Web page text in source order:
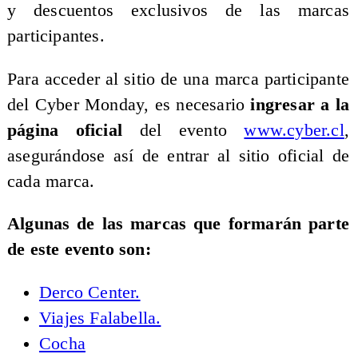
y descuentos exclusivos de las marcas
participantes.
Para acceder al sitio de una marca participante
del Cyber Monday, es necesario ingresar a la
página oficial del eventowww.cyber.cl,
asegurándose así de entrar al sitio oficial de
cada marca.
Algunas de las marcas que formarán parte
de este evento son:
Derco Center.
Viajes Falabella.
Cocha